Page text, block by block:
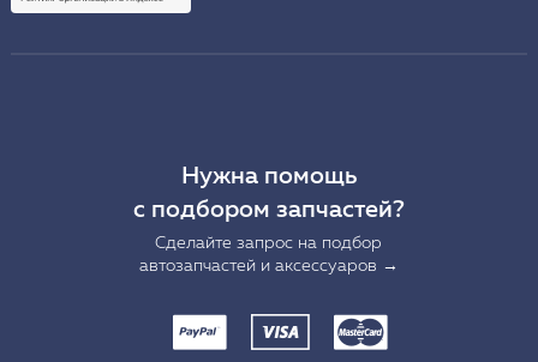
Нужна помощь
с подбором запчастей?
Сделайте запрос на подбор
автозапчастей и аксессуаров →